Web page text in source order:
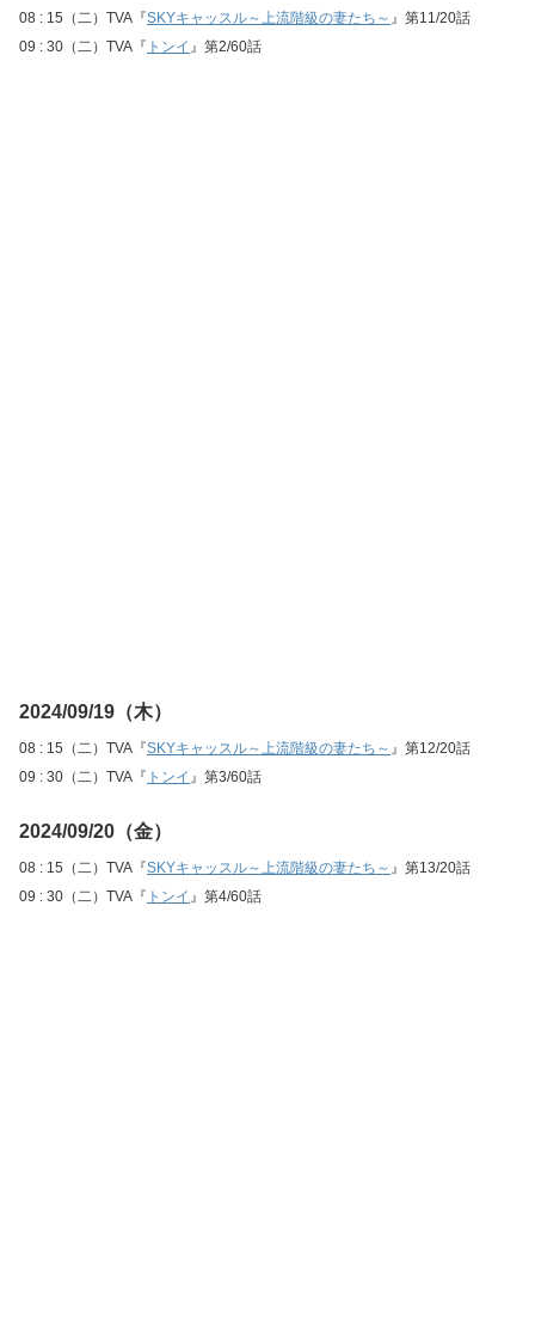
08 : 15（二）TVA『SKYキャッスル～上流階級の妻たち～ 』第11/20話
09 : 30（二）TVA『 トンイ 』第2/60話
2024/09/19（木）
08 : 15（二）TVA『SKYキャッスル～上流階級の妻たち～ 』第12/20話
09 : 30（二）TVA『 トンイ 』第3/60話
2024/09/20（金）
08 : 15（二）TVA『SKYキャッスル～上流階級の妻たち～ 』第13/20話
09 : 30（二）TVA『 トンイ 』第4/60話